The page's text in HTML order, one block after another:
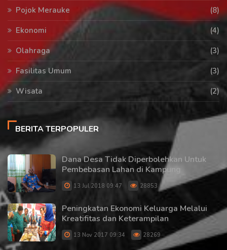
Pojok Merauke
(8)
Ekonomi
(4)
Olahraga
(3)
Fasilitas Umum
(3)
Wisata
(2)
BERITA TERPOPULER
Dana Desa Tidak Diperbolehkan Untuk
Pembebasan Lahan di Kampung
13 Jul 2018 09:47 28853
Peningkatan Ekonomi Keluarga Melalui
Kreatifitas dan Keterampilan
13 Nov 2017 09:34 28269